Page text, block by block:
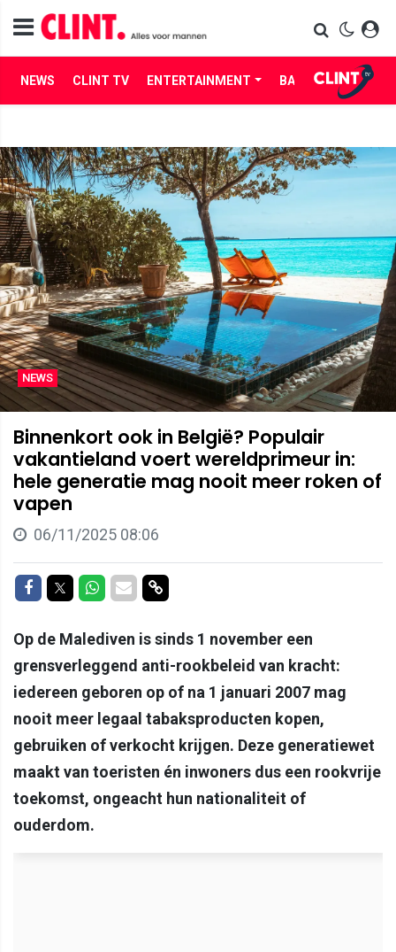
NEWS CLINT TV ENTERTAINMENT BABES LIFE
NEWS
Binnenkort ook in België? Populair
vakantieland voert wereldprimeur in:
hele generatie mag nooit meer roken of
vapen
06/11/2025 08:06
Delen op Facebook
Delen op Twitter
Delen op Whatsapp
Delen via Mail
Delen via link
Op de Malediven is sinds 1 november een
grensverleggend anti-rookbeleid van kracht:
iedereen geboren op of na 1 januari 2007 mag
nooit meer legaal tabaksproducten kopen,
gebruiken of verkocht krijgen. Deze generatiewet
maakt van toeristen én inwoners dus een rookvrije
toekomst, ongeacht hun nationaliteit of
ouderdom.